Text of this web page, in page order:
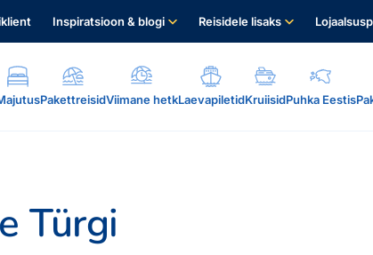
Inspiratsioon & blogi Reisidele lisaks
PakettreisidViimane hetkLaevapiletidKruiisidPuhka Eestis
Türgi